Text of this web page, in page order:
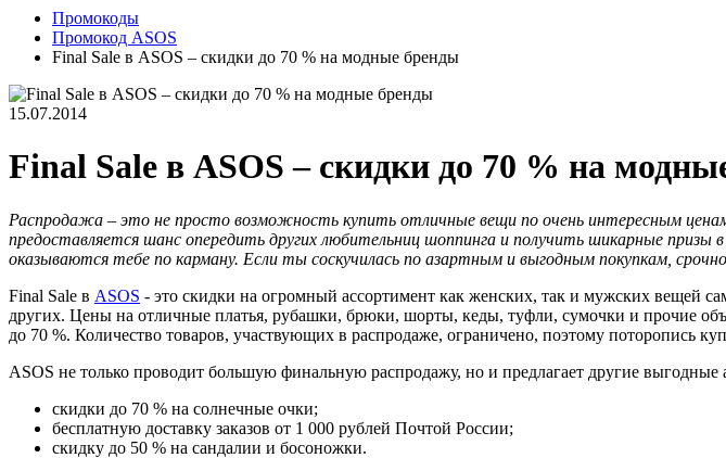
Промокоды
Промокод ASOS
Final Sale в ASOS – скидки до 70 % на модные бренды
15.07.2014
Final Sale в ASOS – скидки до 70 % на
Распродажа – это не просто возможность купить отличные вещи по очень интересным
предоставляется шанс опередить других любительниц шоппинга и получить шикарные призы
оказываются тебе по карману. Если ты соскучилась по азартным и выгодным покупкам,
Final Sale в ASOS - это скидки на огромный ассортимент как женских, так и мужских вещей
других. Цены на отличные платья, рубашки, брюки, шорты, кеды, туфли, сумочки и прочие
до 70 %. Количество товаров, участвующих в распродаже, ограничено, поэтому поторопись
ASOS не только проводит большую финальную распродажу, но и предлагает другие выгодные
скидки до 70 % на солнечные очки;
бесплатную доставку заказов от 1 000 рублей Почтой России;
скидку до 50 % на сандалии и босоножки.